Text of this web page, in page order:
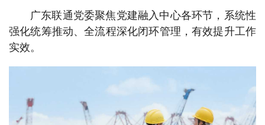
广东联通党委聚焦党建融入中心各环节，系统性
强化统筹推动、全流程深化闭环管理，有效提升工作
实效。